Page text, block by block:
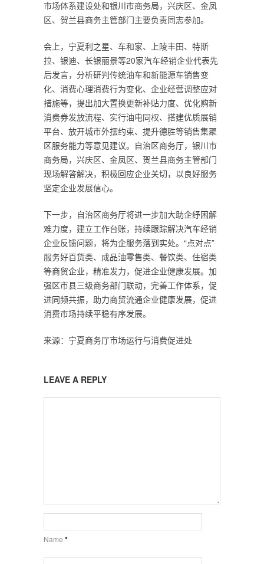
市场体系建设处和银川市商务局，兴庆区、金凤
区、贺兰县商务主管部门主要负责同志参加。
会上，宁夏利之星、车和家、上陵丰田、特斯
拉、银迪、长银丽景等20家汽车经销企业代表先
后发言，分析研判传统油车和新能源车销售变
化、消费心理消费行为变化、企业经营调整应对
措施等，提出加大置换更新补贴力度、优化购新
消费券发放流程、实行油电同权、搭建优质展销
平台、放开城市外摆约束、提升德胜等销售集聚
区服务能力等意见建议。自治区商务厅，银川市
商务局，兴庆区、金凤区、贺兰县商务主管部门
现场解答解决，积极回应企业关切，以良好服务
坚定企业发展信心。
下一步，自治区商务厅将进一步加大助企纾困解
难力度，建立工作台账，持续跟踪解决汽车经销
企业反馈问题，将为企服务落到实处。“点对点”
服务好百货类、成品油零售类、餐饮类、住宿类
等商贸企业，精准发力，促进企业健康发展。加
强区市县三级商务部门联动，完善工作体系，促
进同频共振，助力商贸流通企业健康发展，促进
消费市场持续平稳有序发展。
来源：宁夏商务厅市场运行与消费促进处
LEAVE A REPLY
Name *